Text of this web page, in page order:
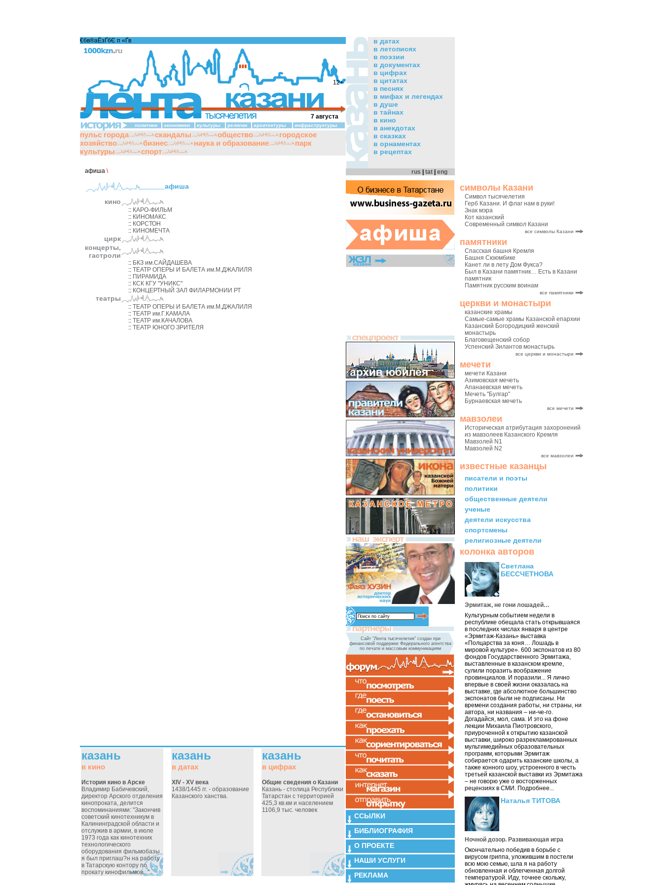
символы Казани
Символ тысячелетия
Герб Казани. И флаг нам в руки!
Знак мэра
Кот казанский
Современный символ Казани
все символы Казани
памятники
Спасская башня Кремля
Башня Сююмбике
Канет ли в лету Дом Фукса?
Был в Казани памятник… Есть в Казани
памятник
Памятник русским воинам
все памятники
церкви и монастыри
казанские храмы
Самые-самые храмы Казанской епархии
Казанский Богородицкий женский
монастырь
Благовещенский собор
Успенский Зилантов монастырь
все церкви и монастыри
мечети
мечети Казани
Азимовская мечеть
Апанаевская мечеть
Мечеть "Булгар"
Бурнаевская мечеть
все мечети
мавзолеи
Историческая атрибутация захоронений
из мавзолеев Казанского Кремля
Мавзолей N1
Мавзолей N2
все мавзолеи
известные казанцы
писатели и поэты
политики
общественные деятели
ученые
деятели искусства
спортсмены
религиозные деятели
колонка авторов
Светлана
БЕССЧЕТНОВА
Эрмитаж, не гони лошадей…
Культурным событием недели в
республике обещала стать открывшаяся
в последних числах января в центре
«Эрмитаж-Казань» выставка
«Полцарства за коня… Лошадь в
мировой культуре». 600 экспонатов из 80
фондов Государственного Эрмитажа,
выставленные в казанском кремле,
сулили поразить воображение
провинциалов. И поразили... Я лично
впервые в своей жизни оказалась на
выставке, где абсолютное большинство
экспонатов были не подписаны. Ни
времени создания работы, ни страны, ни
автора, ни названия – ни-че-го.
Догадайся, мол, сама. И это на фоне
лекции Михаила Пиотровского,
приуроченной к открытию казанской
выставки, широко разрекламированных
мультимедийных образовательных
программ, которыми Эрмитаж
собирается одарить казанские школы, а
также конного шоу, устроенного в честь
третьей казанской выставки из Эрмитажа
– не говорю уже о восторженных
рецензиях в СМИ. Подробнее...
Наталья ТИТОВА
Ночной дозор. Развивающая игра
Окончательно победив в борьбе с
вирусом гриппа, уложившим в постели
всю мою семью, шла я на работу
обновленная и облегченная долгой
температурой. Иду, точнее скольжу,
12+
€бв®аЁзҐбЄ п «Ґ­в
7 августа
политики экономики культуры религии архитектуры инфраструктуры
пульс города скандалы общество
городское
хозяйство
бизнес наука и образование
парк
культуры
спорт
афиша \
афиша
кино
:: КАРО-ФИЛЬМ
:: КИНОМАКС
:: КОРСТОН
:: КИНОМЕЧТА
цирк
концерты,
гастроли
:: БКЗ им.САЙДАШЕВА
:: ТЕАТР ОПЕРЫ И БАЛЕТА им.М.ДЖАЛИЛЯ
:: ПИРАМИДА
:: КСК КГУ "УНИКС"
:: КОНЦЕРТНЫЙ ЗАЛ ФИЛАРМОНИИ РТ
театры
:: ТЕАТР ОПЕРЫ И БАЛЕТА им.М.ДЖАЛИЛЯ
:: ТЕАТР им.Г.КАМАЛА
:: ТЕАТР им.КАЧАЛОВА
:: ТЕАТР ЮНОГО ЗРИТЕЛЯ
казань
в кино
История кино в Арске
Владимир Бабичевский,
директор Арского отделения
кинопроката, делится
воспоминаниями: "Закончив
советский кинотехникум в
Калининградской области и
отслужив в армии, в июле
1973 года как кинотехник
технологического
оборудования фильмобазы
я был приглаш?н на работу
в Татарскую контору по
прокату кинофильмов..."
казань
в датах
XIV - XV века
1438/1445 гг. - образование
Казанского ханства.
казань
в цифрах
Общие сведения о Казани
Казань - столица Республики
Татарстан с территорией
425,3 кв.км и населением
1106,9 тыс. человек
в датах
в летописях
в поэзии
в документах
в цифрах
в цитатах
в песнях
в мифах и легендах
в душе
в тайнах
в кино
в анекдотах
в сказках
в орнаментах
в рецептах
rus tat eng
Сайт "Лента тысячелетия" создан при
финансовой поддержке Федерального агентства
по печати и массовым коммуникациям
ССЫЛКИ
БИБЛИОГРАФИЯ
О ПРОЕКТЕ
НАШИ УСЛУГИ
РЕКЛАМА